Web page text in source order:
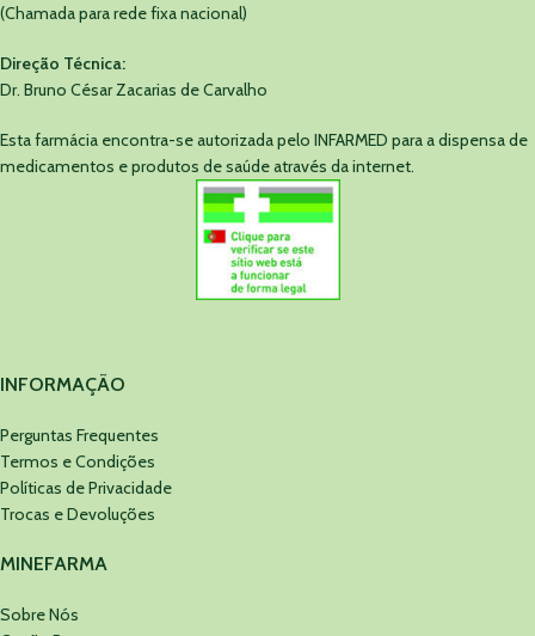
(Chamada para rede fixa nacional)
Direção Técnica:
Dr. Bruno César Zacarias de Carvalho
Esta farmácia encontra-se autorizada pelo INFARMED para a dispensa de
medicamentos e produtos de saúde através da internet.
INFORMAÇÃO
Perguntas Frequentes
Termos e Condições
Políticas de Privacidade
Trocas e Devoluções
MINEFARMA
Sobre Nós